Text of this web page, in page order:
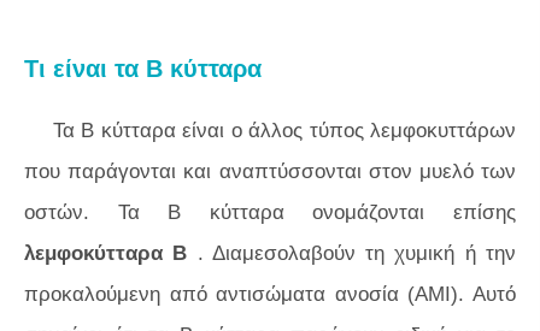
Τι είναι τα Β κύτταρα
Τα Β κύτταρα είναι ο άλλος τύπος λεμφοκυττάρων
που παράγονται και αναπτύσσονται στον μυελό των
οστών. Τα Β κύτταρα ονομάζονται επίσης
λεμφοκύτταρα Β . Διαμεσολαβούν τη χυμική ή την
προκαλούμενη από αντισώματα ανοσία (AMI). Αυτό